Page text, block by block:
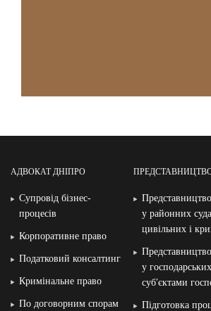
АДВОКАТ ДНІПРО
Супровід бізнес-
процесів
Корпоративне право
Податковий консалтинг
Кримінальне право
По договорним спорам
Представництво
у районних
цивільних і
Представництво
у
суб′єктами
Підготовка